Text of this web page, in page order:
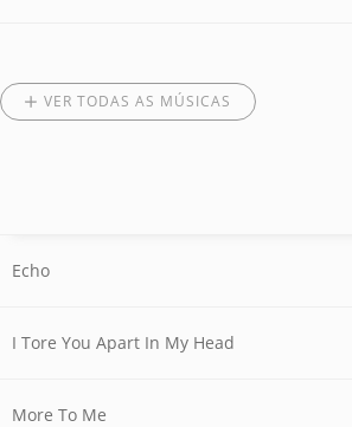
VER TODAS AS MÚSICAS
Echo
I Tore You Apart In My Head
More To Me